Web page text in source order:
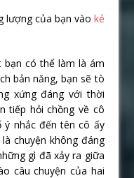
lượng của bạn vào kẻ
có thể làm là ám
bản năng, bạn sẽ tò
xứng đáng với thời
tiếp hỏi chồng về cô
ý nhắc đến tên cô ấy
chuyện không đáng
gì đã xảy ra giữa
câu chuyện của hai